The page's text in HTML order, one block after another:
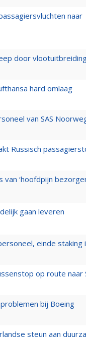
naar
door
hard omlaag
van SAS
Russisch
‘hoofdpijn
gaan leveren
einde staking
op route naar
bij Boeing
steun aan